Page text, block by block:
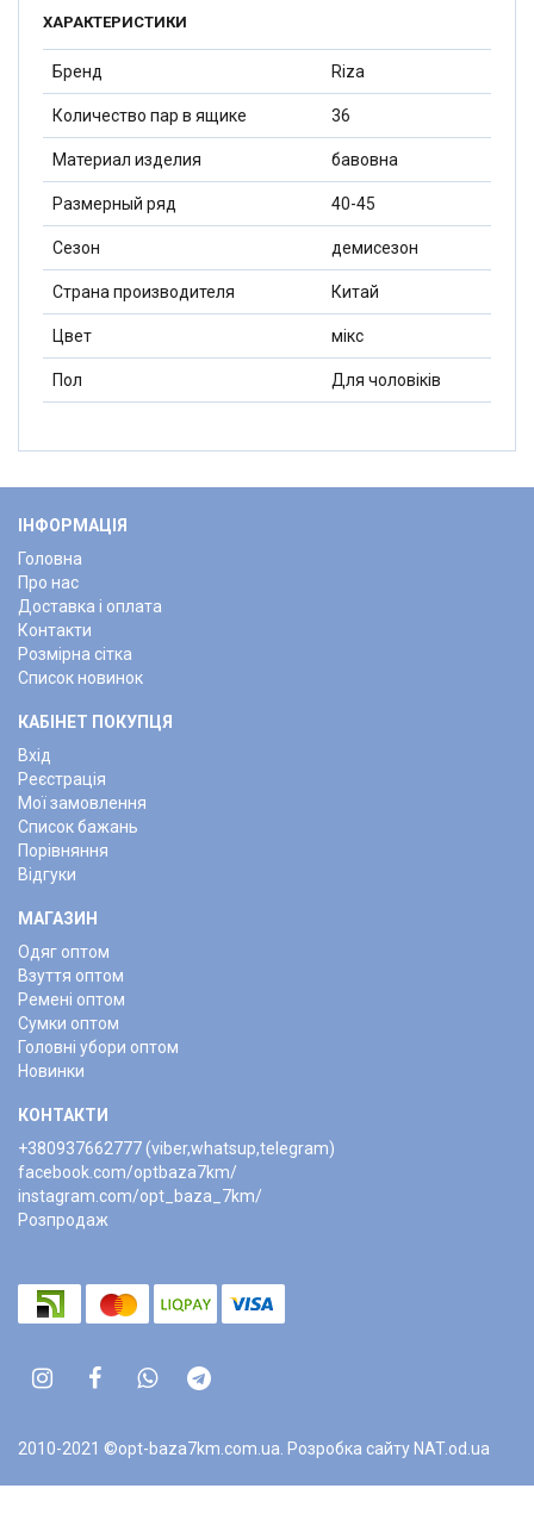
ХАРАКТЕРИСТИКИ
Бренд Riza
Количество пар в ящике 36
Материал изделия бавовна
Размерный ряд 40-45
Сезон демисезон
Страна производителя Китай
Цвет мікс
Пол Для чоловіків
ІНФОРМАЦІЯ
Головна
Про нас
Доставка і оплата
Контакти
Розмірна сітка
Список новинок
КАБІНЕТ ПОКУПЦЯ
Вхід
Реєстрація
Мої замовлення
Список бажань
Порівняння
Відгуки
МАГАЗИН
Одяг оптом
Взуття оптом
Ремені оптом
Сумки оптом
Головні убори оптом
Новинки
КОНТАКТИ
+380937662777 (viber,whatsup,telegram)
facebook.com/optbaza7km/
instagram.com/opt_baza_7km/
Розпродаж
2010-2021 ©opt-baza7km.com.ua. Розробка сайту NAT.od.ua